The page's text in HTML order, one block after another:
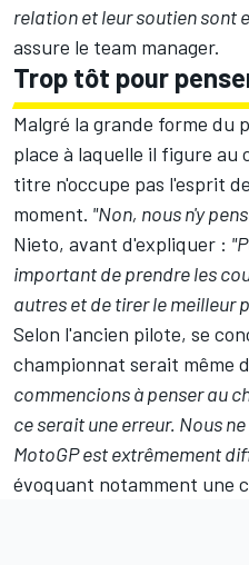
relation et leur soutien sont
assure le team manager.
Trop tôt pour
Malgré la grande forme du
place à laquelle il figure au
titre n'occupe pas l'esprit
moment. "Non, nous n'y
Nieto, avant d'expliquer :
important de prendre les
autres et de tirer le meilleur
Selon l'ancien pilote, se
championnat serait même
commencions à penser au
ce serait une erreur. Nous
MotoGP est extrêmement
évoquant notamment une